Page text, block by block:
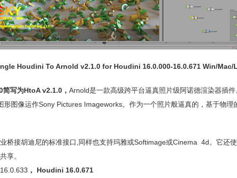
Houdini To Arnold v2.1.0 for Houdini 16.0.000-16.0.671 Win/Mac/
写为HtoA v2.1.0， Arnold是一款高级跨平台逼真照片级阿诺德渲染器插
形图像运作Sony Pictures Imageworks。作为一个照片般逼真的，基于物理
桥接胡迪尼的标准接口,同样也支持玛雅或Softimage或Cinema 4d。它还
享。
， Houdini 16.0.671